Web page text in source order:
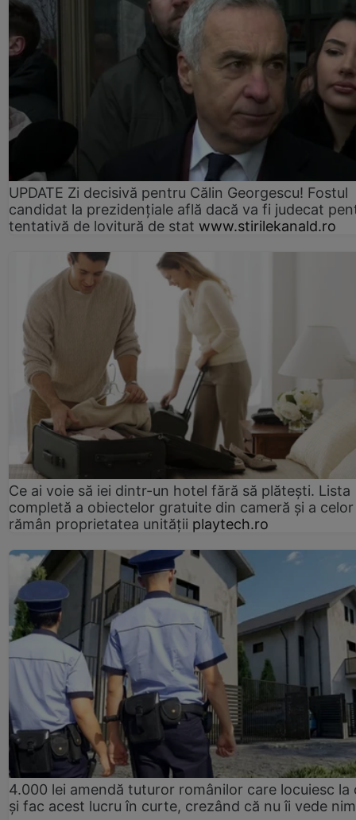
UPDATE Zi decisivă pentru Călin Georgescu! Fostul
candidat la prezidențiale află dacă va fi judecat
tentativă de lovitură de stat www.stirilekanald.ro
Ce ai voie să iei dintr-un hotel fără să plătești. Lista
completă a obiectelor gratuite din cameră și a
rămân proprietatea unității playtech.ro
4.000 lei amendă tuturor românilor care locuiesc la
și fac acest lucru în curte, crezând că nu îi vede